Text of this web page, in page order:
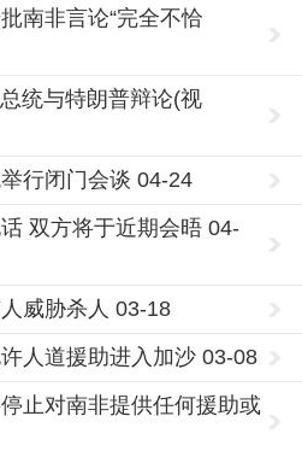
南非言论“完全不恰
统与特朗普辩论(视
行闭门会谈 04-24
双方将于近期会晤 04-
威胁杀人 03-18
人道援助进入加沙 03-08
止对南非提供任何援助或